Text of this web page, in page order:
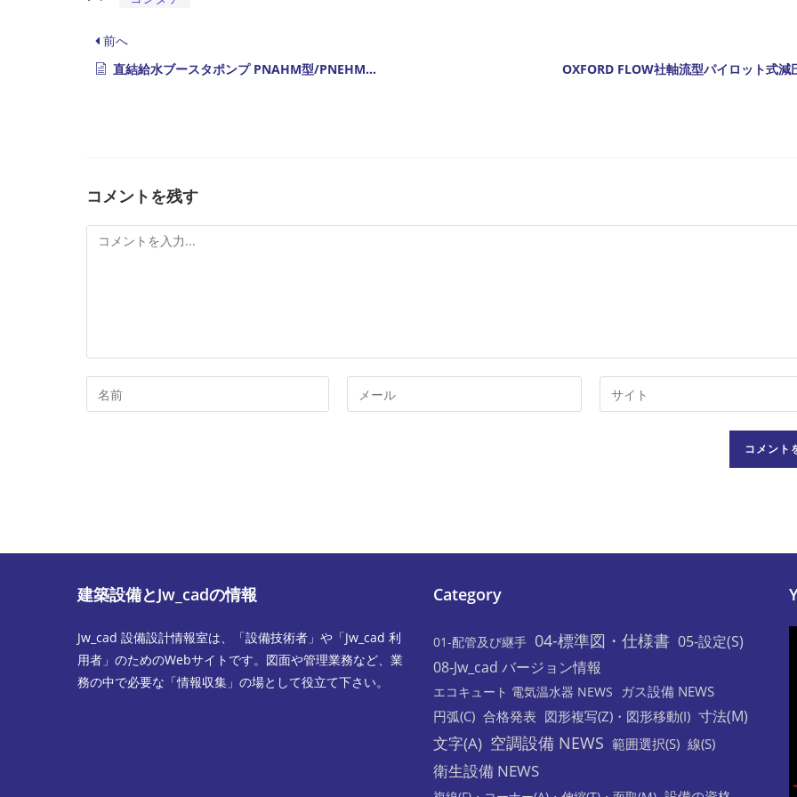
前へ
直結給水ブースタポンプ PNAHM型/PNEHM型 発売
OXFORD FLOW社軸流型パイロット式減
コメントを残す
メ
た
ユ
ー
ザ
ー
て
コ
メ
Web
サ
く
だ
さ
い。
(任
意)
建築設備とJw_cadの情報
Jw_cad 設備設計情報室は、「設備技術者」や「Jw_cad 利
用者」のためのWebサイトです。図面や管理業務など、業
務の中で必要な「情報収集」の場として役立て下さい。
Category
01-配管及び継手 04-標準図・仕様書 05-設定(S)
08-Jw_cad バージョン情報
エコキュート 電気温水器 NEWS
ガス設備 NEWS
円弧(C) 合格発表 図形複写(Z)・図形移動(I) 寸法(M)
文字(A) 空調設備 NEWS 範囲選択(S) 線(S)
衛生設備 NEWS